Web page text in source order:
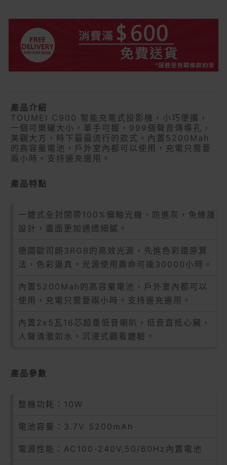
產品介紹
TOUMEI C900 智能充電式投影機，小巧便攜，
一個可樂罐大小，單手可握，999個聲音傳導孔，
美觀大方，時下最最流行的款式。內置5200Mah
的高容量電池，戶外室內都可以使用，充電只需要
兩小時。支持邊充邊用。
產品特點
一體式全封閉帶100%偏軸光機，防進灰，免維護
設計，畫面更加通透細膩。
德國歐司朗3RGB的高效光源，先進色彩還原算
法，色彩逼真，光源使用壽命可達30000小時。
內置5200Mah的高容量電池，戶外室內都可以
使用，充電只需要兩小時。支持邊充邊用。
內置2x5瓦16芯超重低音喇叭，低音直抵心臟，
人聲清澈如水，沉浸式觀看體驗。
產品參數
整機功耗：10W
電池容量：3.7V 5200mAh
電源性能：AC100-240V,50/60Hz內置電池